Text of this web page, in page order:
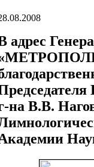
адрес
на В.В.